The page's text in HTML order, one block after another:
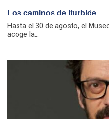
Los caminos de Iturbide
Hasta el 30 de agosto, el
acoge la...